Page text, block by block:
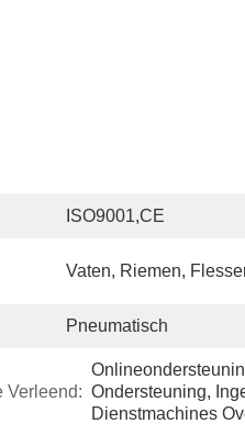
ISO9001,CE
Vaten, Riemen,
Pneumatisch
Verleend: Ondersteuning,
Dienstmachines